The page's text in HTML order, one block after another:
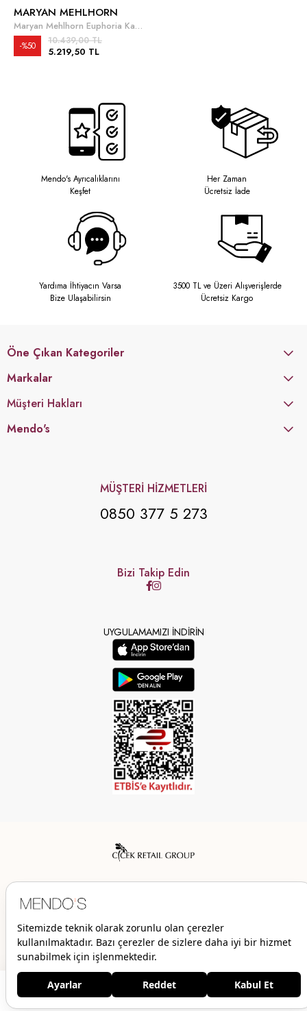
MARYAN MEHLHORN
Maryan Mehlhorn Euphoria Kaftan
5.219,50 TL
10.439,00 TL
%50
Mendo's Ayrıcalıklarını
Keşfet
Her Zaman
Ücretsiz İade
Yardıma İhtiyacın Varsa
Bize Ulaşabilirsin
3500 TL ve Üzeri Alışverişlerde
Ücretsiz Kargo
Öne Çıkan Kategoriler
Markalar
Müşteri Hakları
Mendo's
MÜŞTERİ HİZMETLERİ
0850 377 5 273
Bizi Takip Edin
UYGULAMAMIZI İNDİRİN
© 2026 Mendo’s | Her hakkı saklıdır.
3.198,00 TL
1.599,00 TL